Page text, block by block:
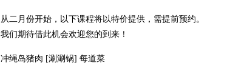
从二月份开始，以下课程将以特价提供，需提前预约。
我们期待借此机会欢迎您的到来！
冲绳岛猪肉 [涮涮锅] 每道菜